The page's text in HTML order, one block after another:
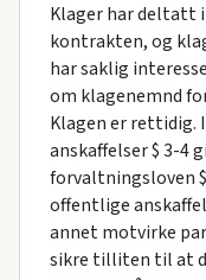
Klager har deltatt
kontrakten, og
har saklig
om klagenemnd
Klagen er
anskaffelser $ 3-4
forvaltningsloven
offentlige
annet motvirke
sikre tilliten til at